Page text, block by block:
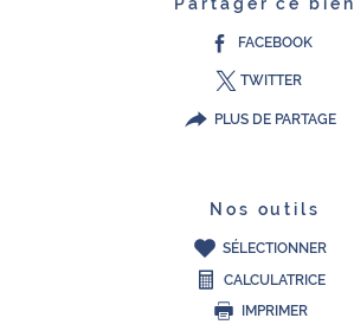
FACEBOOK
TWITTER
PLUS DE PARTAGE
Nos outils
SÉLECTIONNER
CALCULATRICE
IMPRIMER